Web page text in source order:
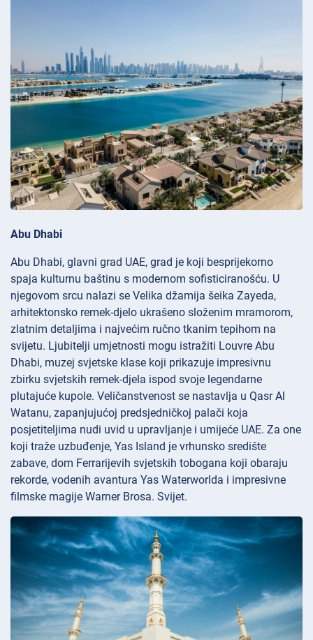
Abu Dhabi
Abu Dhabi, glavni grad UAE, grad je koji besprijekorno
spaja kulturnu baštinu s modernom sofisticiranošću. U
njegovom srcu nalazi se Velika džamija šeika Zayeda,
arhitektonsko remek-djelo ukrašeno složenim mramorom,
zlatnim detaljima i najvećim ručno tkanim tepihom na
svijetu. Ljubitelji umjetnosti mogu istražiti Louvre Abu
Dhabi, muzej svjetske klase koji prikazuje impresivnu
zbirku svjetskih remek-djela ispod svoje legendarne
plutajuće kupole. Veličanstvenost se nastavlja u Qasr Al
Watanu, zapanjujućoj predsjedničkoj palači koja
posjetiteljima nudi uvid u upravljanje i umijeće UAE. Za one
koji traže uzbuđenje, Yas Island je vrhunsko središte
zabave, dom Ferrarijevih svjetskih tobogana koji obaraju
rekorde, vodenih avantura Yas Waterworlda i impresivne
filmske magije Warner Brosa. Svijet.